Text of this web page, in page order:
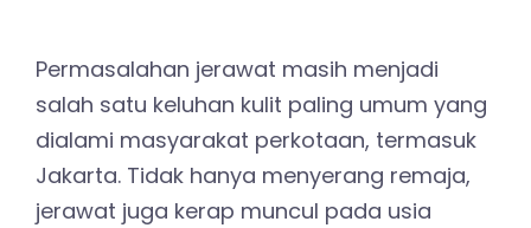
Permasalahan jerawat masih menjadi
salah satu keluhan kulit paling umum yang
dialami masyarakat perkotaan, termasuk
Jakarta. Tidak hanya menyerang remaja,
jerawat juga kerap muncul pada usia